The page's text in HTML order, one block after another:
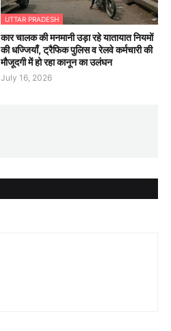
UTTAR PRADESH
कार चालक की मनमानी उड़ा रहे यातायात नियमों
की धज्जियाँ, ट्रैफिक पुलिस व रेलवे कर्मचारी की
मौजूदगी में हो रहा कानून का उलंघन
July 16, 2026